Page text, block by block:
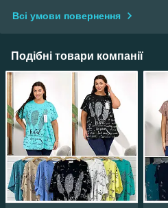
Всі умови повернення
Подібні товари компанії